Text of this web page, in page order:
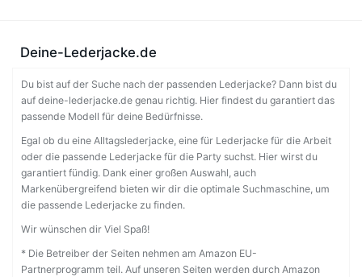
Deine-Lederjacke.de
Du bist auf der Suche nach der passenden Lederjacke? Dann bist du
auf deine-lederjacke.de genau richtig. Hier findest du garantiert das
passende Modell für deine Bedürfnisse.
Egal ob du eine Alltagslederjacke, eine für Lederjacke für die Arbeit
oder die passende Lederjacke für die Party suchst. Hier wirst du
garantiert fündig. Dank einer großen Auswahl, auch
Markenübergreifend bieten wir dir die optimale Suchmaschine, um
die passende Lederjacke zu finden.
Wir wünschen dir Viel Spaß!
* Die Betreiber der Seiten nehmen am Amazon EU-
Partnerprogramm teil. Auf unseren Seiten werden durch Amazon